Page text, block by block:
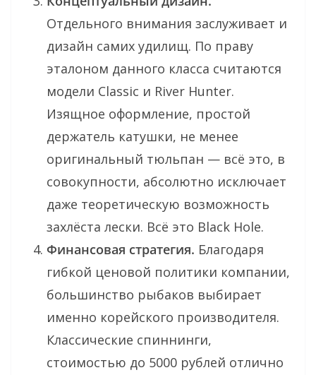
Отдельного внимания заслуживает и
дизайн самих удилищ. По праву
эталоном данного класса считаются
модели Classic и River Hunter.
Изящное оформление, простой
держатель катушки, не менее
оригинальный тюльпан — всё это, в
совокупности, абсолютно исключает
даже теоретическую возможность
захлёста лески. Всё это Black Hole.
Финансовая стратегия. Благодаря
гибкой ценовой политики компании,
большинство рыбаков выбирает
именно корейского производителя.
Классические спиннинги,
стоимостью до 5000 рублей отлично